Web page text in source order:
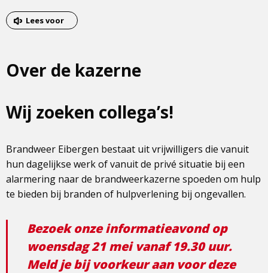
Lees voor
Over de kazerne
Wij zoeken collega’s!
Brandweer Eibergen bestaat uit vrijwilligers die vanuit
hun dagelijkse werk of vanuit de privé situatie bij een
alarmering naar de brandweerkazerne spoeden om hulp
te bieden bij branden of hulpverlening bij ongevallen.
Bezoek onze informatieavond op
woensdag 21 mei vanaf 19.30 uur.
Meld je bij voorkeur aan voor deze